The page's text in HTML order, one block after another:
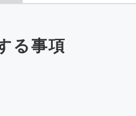
る事項